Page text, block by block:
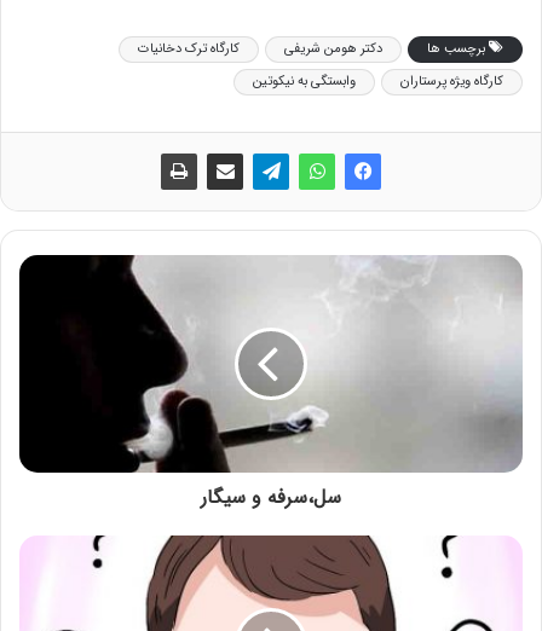
برچسب ها دکتر هومن شریفی
کارگاه ترک دخانیات
کارگاه ویژه پرستاران
وابستگی به نیکوتین
سل،سرفه و سیگار